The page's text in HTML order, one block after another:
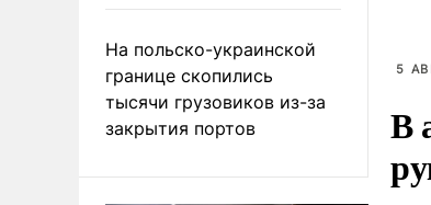
На польско-украинской
границе скопились
тысячи грузовиков из-за
закрытия портов
5
В